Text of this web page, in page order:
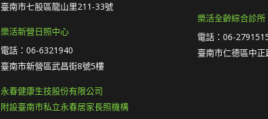
臺南市七股區龍山里211-33號
樂活新營日照中心
電話：06-6321940
臺南市新營區武昌街8號5樓
永春健康生技股份有限公司
附設臺南市私立永春居家長照機構
樂活全齡綜合診所
電話：06-
臺南市仁德區中